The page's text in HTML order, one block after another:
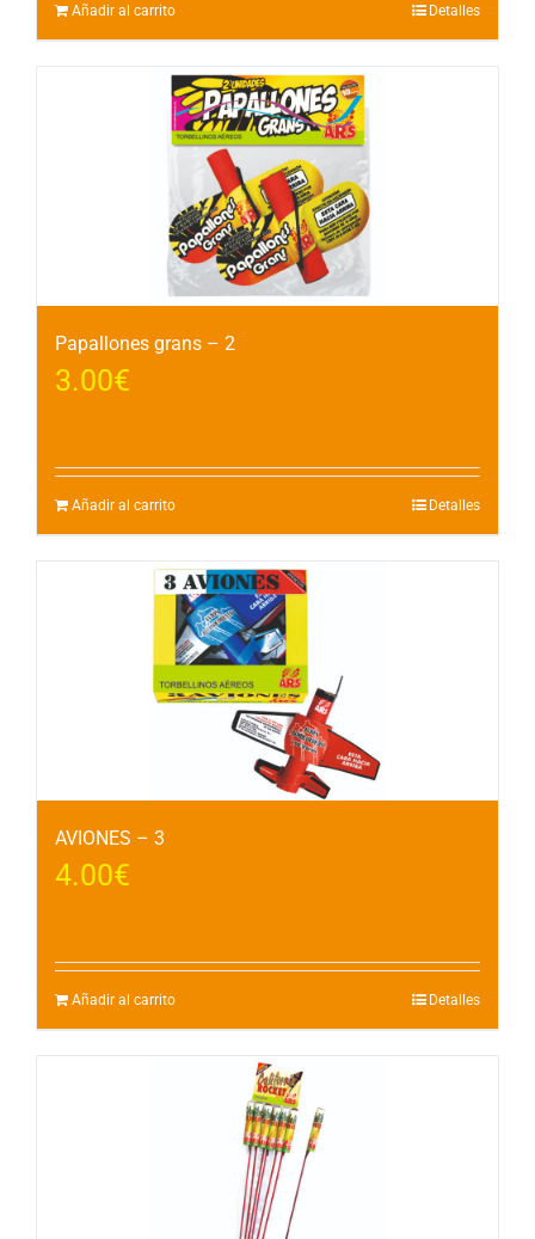
Añadir al carrito Detalles
Papallones grans – 2
3.00€
Añadir al carrito Detalles
AVIONES – 3
4.00€
Añadir al carrito Detalles